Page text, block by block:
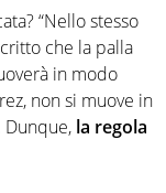
“Nello stesso
che la palla
in modo
non si muove in
la regola